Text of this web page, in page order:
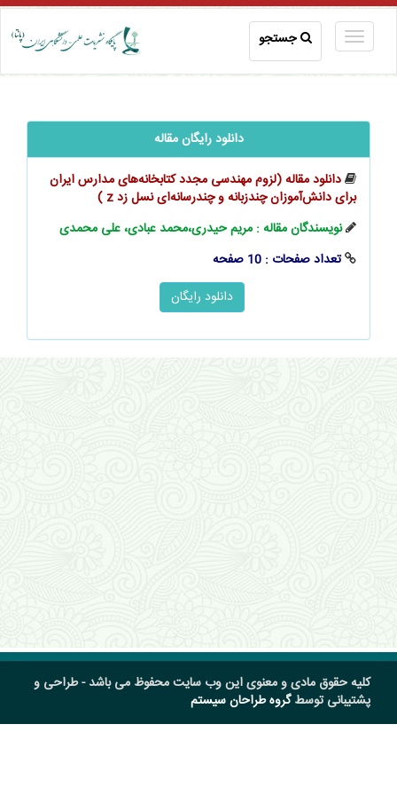
جستجو
دانلود رایگان مقاله
دانلود مقاله (لزوم مهندسی مجدد کتابخانه‌های مدارس ایران
برای ‌‌‌‌‌دانش‌آموزان چندزبانه و چندرسانه‌‌‌‌ای نسل زد z‌‌‌‌‌‌‌‌‌‌ )
نویسندگان مقاله : مریم حیدری،محمد عبادی، علی محمدی
تعداد صفحات : 10 صفحه
کلیه حقوق مادی و معنوی این وب سایت محفوظ می باشد - طراحی و
پشتیبانی توسطگروه طراحان سیستم